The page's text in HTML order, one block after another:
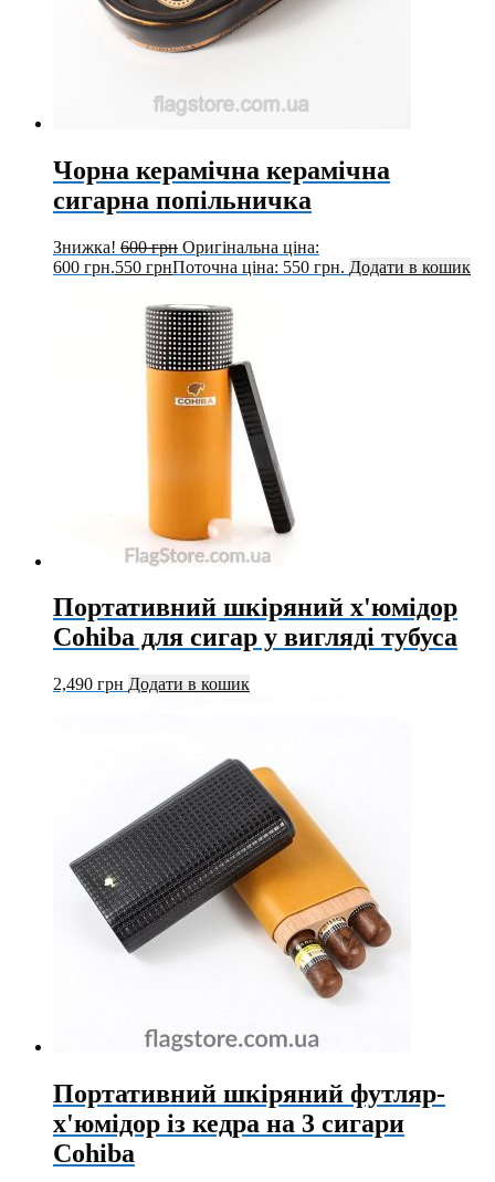
Чорна керамічна керамічна
сигарна попільничка
Знижка! 600грн Оригінальна ціна:
600 грн.550 грнПоточна ціна: 550 грн. Додати в кошик
Портативний шкіряний х'юмідор
Cohiba для сигар у вигляді тубуса
2,490 грн Додати в кошик
Портативний шкіряний футляр-
х'юмідор із кедра на 3 сигари
Cohiba